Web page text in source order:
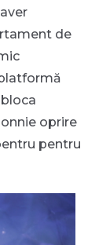
de
oprire
pentru